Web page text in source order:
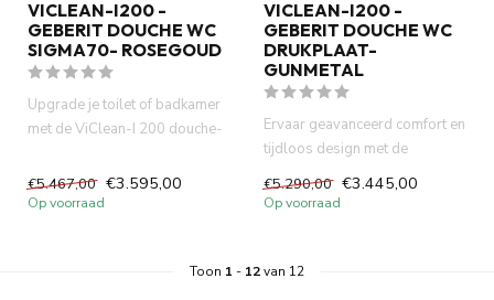
VICLEAN-I200 -
GEBERIT DOUCHE WC
SIGMA70- ROSEGOUD
Upgrade je toilet of badkamer
met de ViClean-I 200 douche-
€5.467,00 €3.595,00
Op voorraad
VICLEAN-I200 -
GEBERIT DOUCHE WC
DRUKPLAAT-
GUNMETAL
Ervaar geavanceerd comfort en
tijdloos design met de
ViClean-I 200 douche-wc van...
€5.290,00 €3.445,00
Op voorraad
Toon 1 - 12van 12